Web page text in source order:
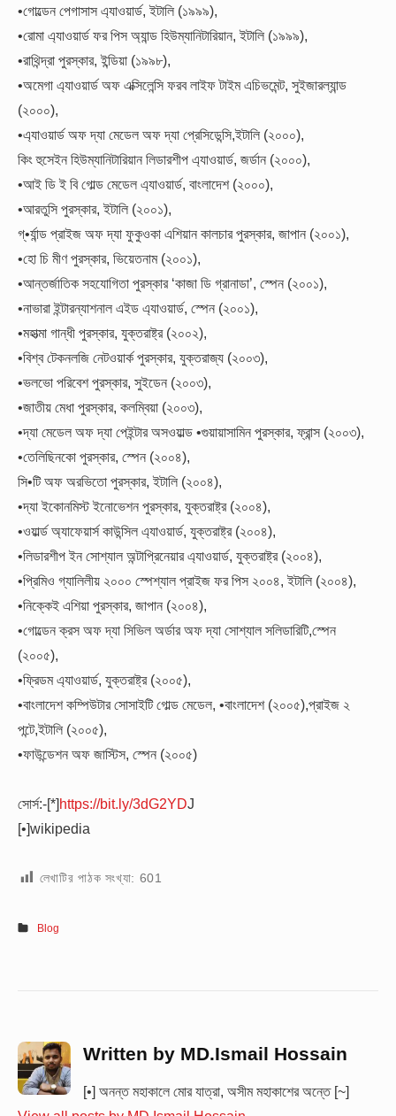
•গোল্ডেন পেগাসাস এ্যাওয়ার্ড, ইটালি (১৯৯৯),
•রোমা এ্যাওয়ার্ড ফর পিস অ্যান্ড হিউম্যানিটারিয়ান, ইটালি (১৯৯৯),
•রাথিন্দ্রা পুরস্কার, ইন্ডিয়া (১৯৯৮),
•অমেগা এ্যাওয়ার্ড অফ এক্সিলেন্সি ফরব লাইফ টাইম এচিভমেন্ট, সুইজারল্যান্ড
(২০০০),
•এ্যাওয়ার্ড অফ দ্যা মেডেল অফ দ্যা প্রেসিডেন্সি,ইটালি (২০০০),
কিং হুসেইন হিউম্যানিটারিয়ান লিডারশীপ এ্যাওয়ার্ড, জর্ডান (২০০০),
•আই ডি ই বি গোল্ড মেডেল এ্যাওয়ার্ড, বাংলাদেশ (২০০০),
•আরতুসি পুরস্কার, ইটালি (২০০১),
গ্•র্যান্ড প্রাইজ অফ দ্যা ফুকুওকা এশিয়ান কালচার পুরস্কার, জাপান (২০০১),
•হো চি মীণ পুরস্কার, ভিয়েতনাম (২০০১),
•আন্তর্জাতিক সহযোগিতা পুরস্কার ‘কাজা ডি গ্রানাডা’, স্পেন (২০০১),
•নাভারা ইন্টারন্যাশনাল এইড এ্যাওয়ার্ড, স্পেন (২০০১),
•মহাত্মা গান্ধী পুরস্কার, যুক্তরাষ্ট্র (২০০২),
•বিশ্ব টেকনলজি নেটওয়ার্ক পুরস্কার, যুক্তরাজ্য (২০০৩),
•ভলভো পরিবেশ পুরস্কার, সুইডেন (২০০৩),
•জাতীয় মেধা পুরস্কার, কলম্বিয়া (২০০৩),
•দ্যা মেডেল অফ দ্যা পেইন্টার অসওয়াল্ড •গুয়ায়াসামিন পুরস্কার, ফ্রান্স (২০০৩),
•তেলিছিনকো পুরস্কার, স্পেন (২০০৪),
সি•টি অফ অরভিতো পুরস্কার, ইটালি (২০০৪),
•দ্যা ইকোনমিস্ট ইনোভেশন পুরস্কার, যুক্তরাষ্ট্র (২০০৪),
•ওয়ার্ল্ড অ্যাফেয়ার্স কাউন্সিল এ্যাওয়ার্ড, যুক্তরাষ্ট্র (২০০৪),
•লিডারশীপ ইন সোশ্যাল অন্টাপ্রিনেয়ার এ্যাওয়ার্ড, যুক্তরাষ্ট্র (২০০৪),
•প্রিমিও গ্যালিলীয় ২০০০ স্পেশ্যাল প্রাইজ ফর পিস ২০০৪, ইটালি (২০০৪),
•নিক্কেই এশিয়া পুরস্কার, জাপান (২০০৪),
•গোল্ডেন ক্রস অফ দ্যা সিভিল অর্ডার অফ দ্যা সোশ্যাল সলিডারিটি,স্পেন
(২০০৫),
•ফ্রিডম এ্যাওয়ার্ড, যুক্তরাষ্ট্র (২০০৫),
•বাংলাদেশ কম্পিউটার সোসাইটি গোল্ড মেডেল, •বাংলাদেশ (২০০৫),প্রাইজ ২
পন্টে,ইটালি (২০০৫),
•ফাউন্ডেশন অফ জাস্টিস, স্পেন (২০০৫)
সোর্স:-[*]https://bit.ly/3dG2YDJ
[•]wikipedia
লেখাটির পাঠক সংখ্যা: 601
Blog
Written by MD.Ismail Hossain
[•] অনন্ত মহাকালে মোর যাত্রা, অসীম মহাকাশের অন্তে [~]